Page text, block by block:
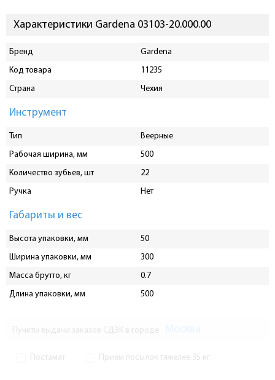
Характеристики Gardena 03103-20.000.00
Бренд
Gardena
Код товара
11235
Страна
Чехия
Инструмент
Тип
Веерные
Рабочая ширина, мм
500
Количество зубьев, шт
22
Ручка
Нет
Габариты и вес
Высота упаковки, мм
50
Ширина упаковки, мм
300
Масса брутто, кг
0.7
Длина упаковки, мм
500
Пункты выдачи заказов СДЭК в городе
Постамат Прием посылок тяжелее 35 кг